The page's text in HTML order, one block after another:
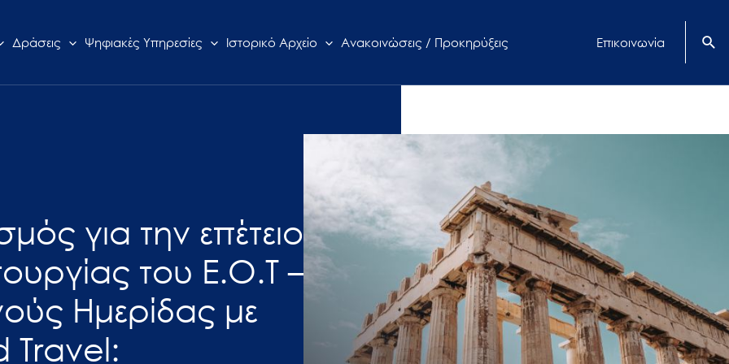
Δράσεις Ψηφιακές Υπηρεσίες Ιστορικό Αρχείο Ανακοινώσεις / Προκηρύξεις Επικοινωνία
για την επέτειο
του Ε.Ο.Τ –
Ημερίδας με
Travel: